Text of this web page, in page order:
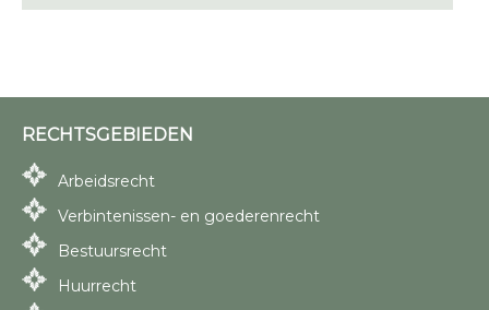
RECHTSGEBIEDEN
Arbeidsrecht
Verbintenissen- en goederenrecht
Bestuursrecht
Huurrecht